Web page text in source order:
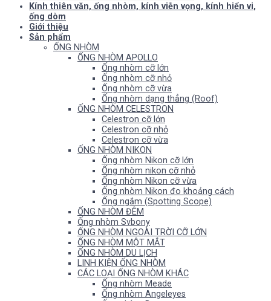
Kính thiên văn, ống nhòm, kính viễn vọng, kính hiển vi,
ống dòm
Giới thiệu
Sản phẩm
ỐNG NHÒM
ỐNG NHÒM APOLLO
Ống nhòm cỡ lớn
Ống nhòm cỡ nhỏ
Ống nhòm cỡ vừa
Ống nhòm dạng thẳng (Roof)
ỐNG NHÒM CELESTRON
Celestron cỡ lớn
Celestron cỡ nhỏ
Celestron cỡ vừa
ỐNG NHÒM NIKON
Ống nhòm Nikon cỡ lớn
Ống nhòm nikon cỡ nhỏ
Ống nhòm Nikon cỡ vừa
Ống nhòm Nikon đo khoảng cách
Ống ngắm (Spotting Scope)
ỐNG NHÒM ĐÊM
Ống nhòm Svbony
ỐNG NHÒM NGOÀI TRỜI CỠ LỚN
ỐNG NHÒM MỘT MẮT
ỐNG NHÒM DU LỊCH
LINH KIỆN ỐNG NHÒM
CÁC LOẠI ỐNG NHÒM KHÁC
Ống nhòm Meade
Ống nhòm Angeleyes